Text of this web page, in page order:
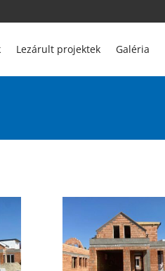
Lezárult projektek Galéria